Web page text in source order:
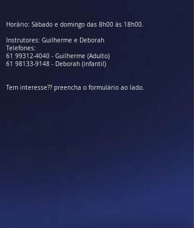
Horário: Sábado e domingo das 8h00 às 18h00.
Instrutores: Guilherme e Deborah
Telefones:
61 99312-4040 - Guilherme (Adulto)
61 98133-9148 - Deborah (infantil)
Tem interesse?? preencha o formulário ao lado.